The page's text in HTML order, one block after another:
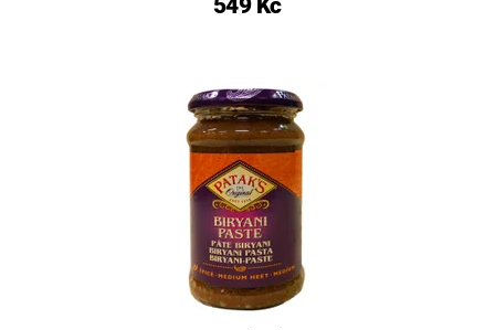
549 Kč